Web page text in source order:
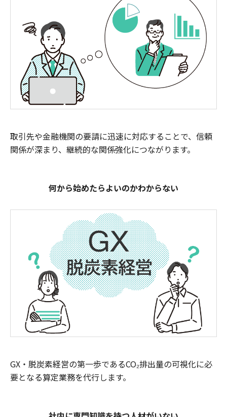
取引先や金融機関の要請に迅速に対応することで、信頼
関係が深まり、継続的な関係強化につながります。
何から始めたらよいのかわからない
GX・脱炭素経営の第一歩であるCO₂排出量の可視化に必
要となる算定業務を代行します。